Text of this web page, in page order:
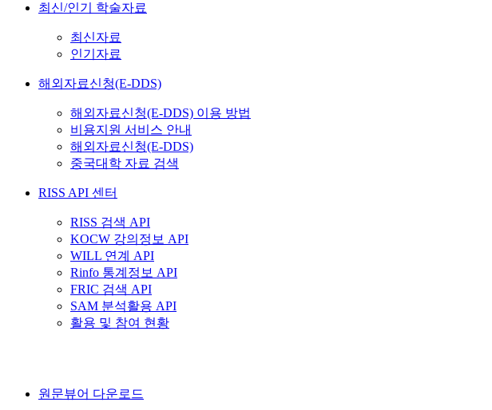
최신/인기 학술자료
최신자료
인기자료
해외자료신청(E-DDS)
해외자료신청(E-DDS) 이용 방법
비용지원 서비스 안내
해외자료신청(E-DDS)
중국대학 자료 검색
RISS API 센터
RISS 검색 API
KOCW 강의정보 API
WILL 연계 API
Rinfo 통계정보 API
FRIC 검색 API
SAM 분석활용 API
활용 및 참여 현황
원문뷰어 다운로드